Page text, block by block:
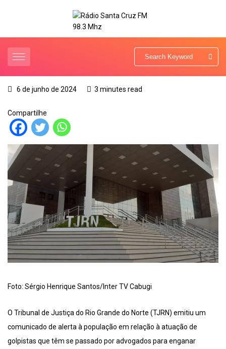
6 de junho de 2024 3 minutes read
Compartilhe
Foto: Sérgio Henrique Santos/Inter TV Cabugi
O Tribunal de Justiça do Rio Grande do Norte (TJRN) emitiu um
comunicado de alerta à população em relação à atuação de
golpistas que têm se passado por advogados para enganar